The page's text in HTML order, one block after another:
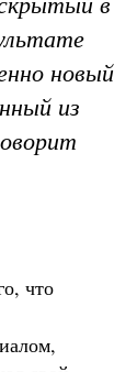
новый
из
что